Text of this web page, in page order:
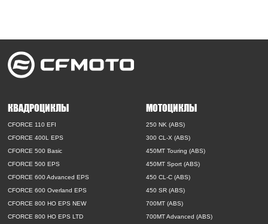
КВАДРОЦИКЛЫ
CFORCE 110 EFI
CFORCE 400L EPS
CFORCE 500 Basic
CFORCE 500 EPS
CFORCE 600 Advanced EPS
CFORCE 600 Overland EPS
CFORCE 800 HO EPS NEW
CFORCE 800 HO EPS LTD
МОТОЦИКЛЫ
250 NK (ABS)
300 CL-X (ABS)
450MT Touring (ABS)
450MT Sport (ABS)
450 CL-C (ABS)
450 SR (ABS)
700MT (ABS)
700MT Advanced (ABS)